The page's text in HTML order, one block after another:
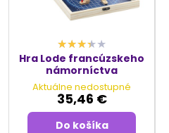
Hra Lode francúzskeho
námorníctva
Aktuálne nedostupné
35,46 €
Do košíka